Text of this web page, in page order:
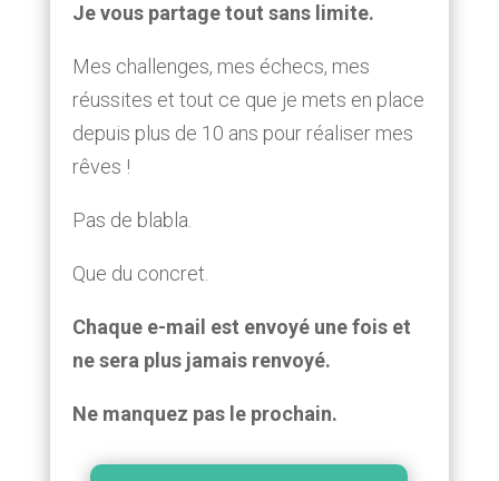
Je vous partage tout sans limite.
Mes challenges, mes échecs, mes
réussites et tout ce que je mets en place
depuis plus de 10 ans pour réaliser mes
rêves !
Pas de blabla.
Que du concret.
Chaque e-mail est envoyé une fois et
ne sera plus jamais renvoyé.
Ne manquez pas le prochain.